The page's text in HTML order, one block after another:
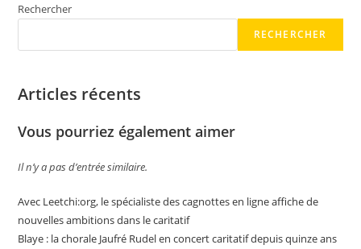
Rechercher
RECHERCHER
Articles récents
Vous pourriez également aimer
Il n’y a pas d’entrée similaire.
Avec Leetchi:org, le spécialiste des cagnottes en ligne affiche de
nouvelles ambitions dans le caritatif
Blaye : la chorale Jaufré Rudel en concert caritatif depuis quinze ans